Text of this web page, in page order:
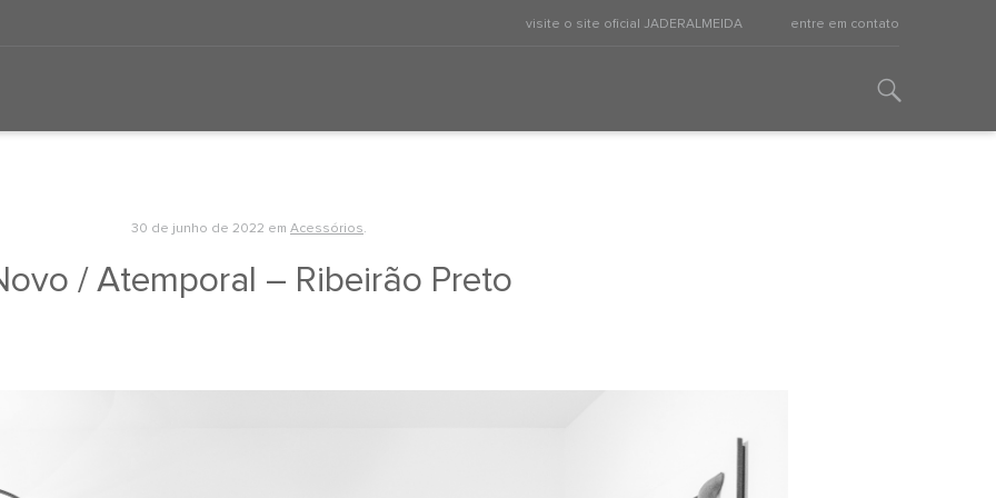
visite o site oficial JADERALMEIDA entre em contato
30 de junho de 2022 em Acessórios.
/ Atemporal – Ribeirão Preto